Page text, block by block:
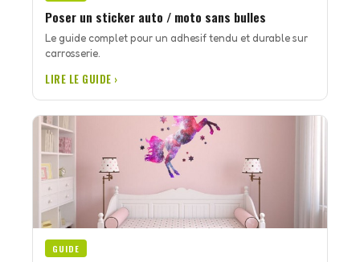
Poser un sticker auto / moto sans bulles
Le guide complet pour un adhesif tendu et durable sur
carrosserie.
LIRE LE GUIDE ›
GUIDE